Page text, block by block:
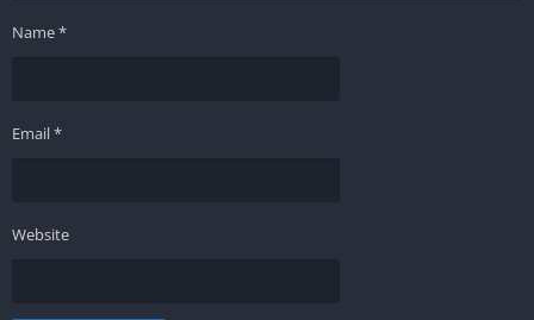
Name*
Email*
Website